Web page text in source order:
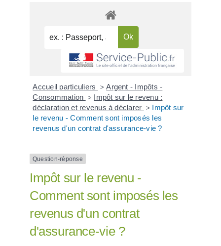
Accueil particuliers > Argent - Impôts -
Consommation > Impôt sur le revenu :
déclaration et revenus à déclarer > Impôt sur
le revenu - Comment sont imposés les
revenus d'un contrat d'assurance-vie ?
Question-réponse
Impôt sur le revenu -
Comment sont imposés les
revenus d'un contrat
d'assurance-vie ?